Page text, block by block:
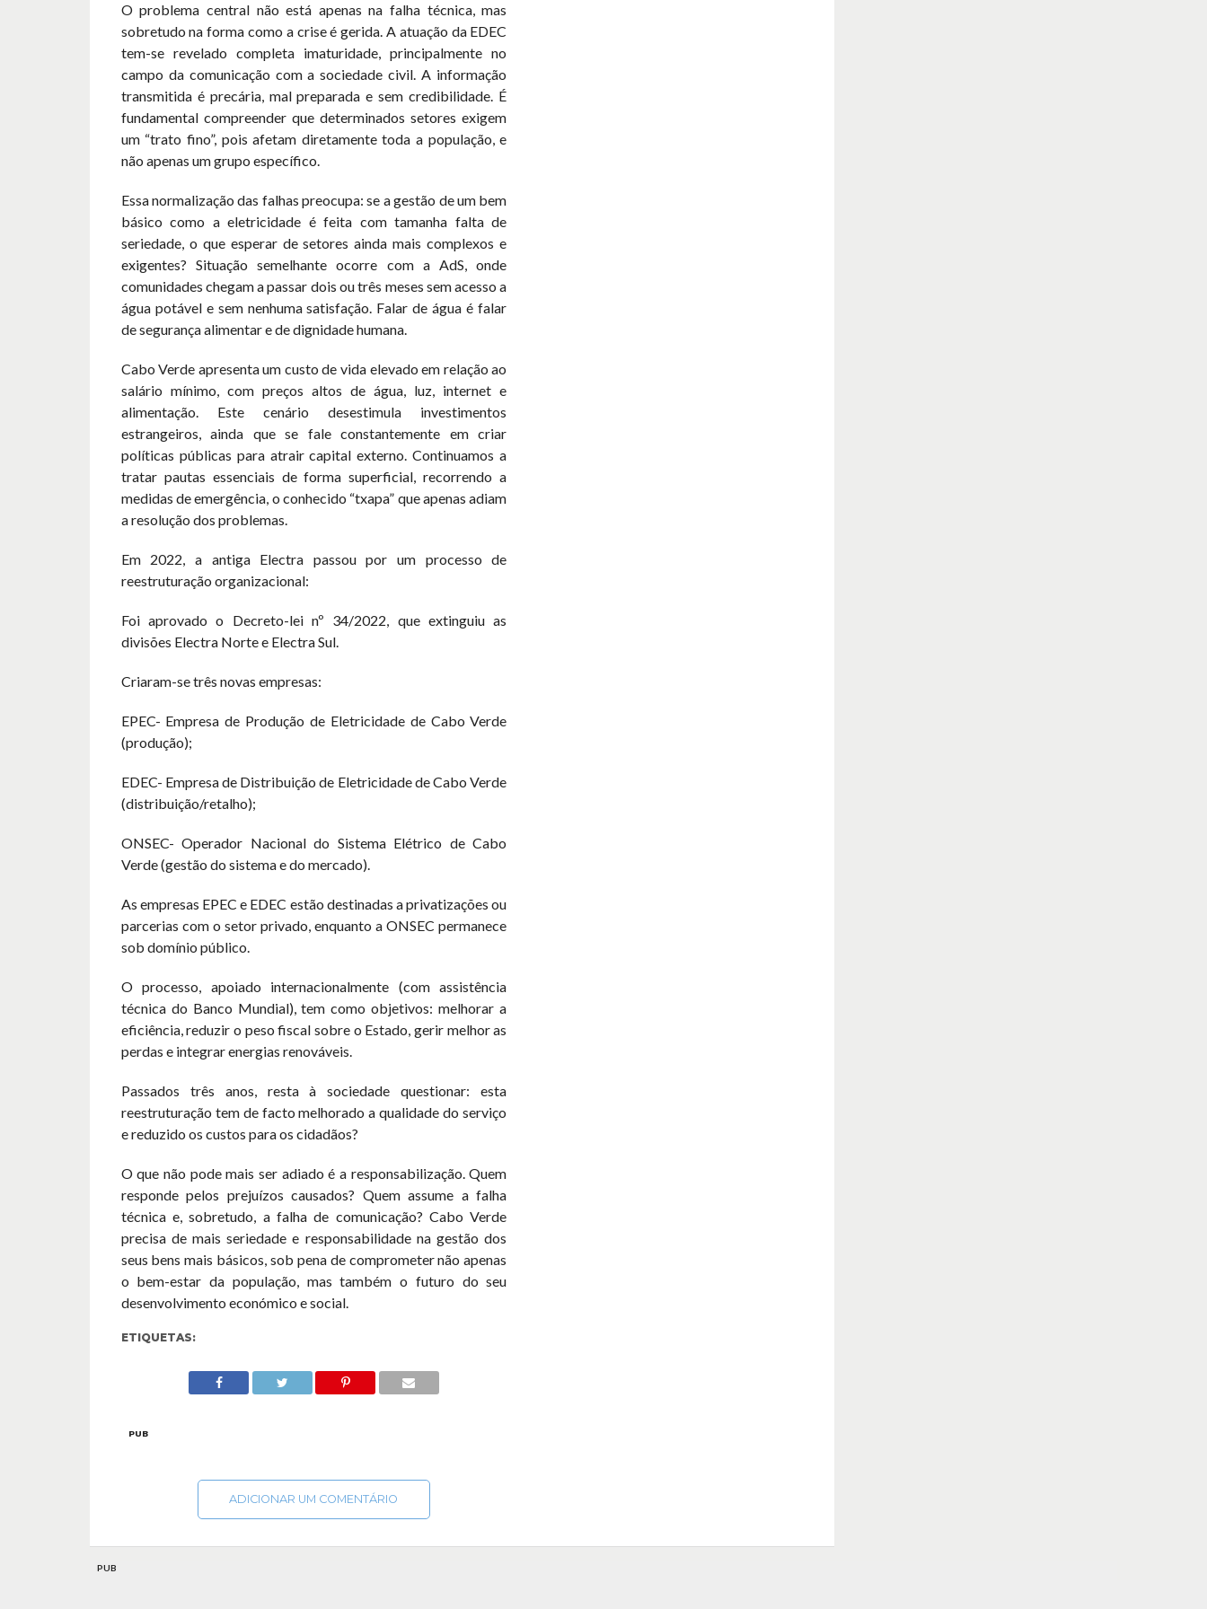
O problema central não está apenas na falha técnica, mas
sobretudo na forma como a crise é gerida. A atuação da EDEC
tem-se revelado completa imaturidade, principalmente no
campo da comunicação com a sociedade civil. A informação
transmitida é precária, mal preparada e sem credibilidade. É
fundamental compreender que determinados setores exigem
um “trato fino”, pois afetam diretamente toda a população, e
não apenas um grupo específico.
Essa normalização das falhas preocupa: se a gestão de um bem
básico como a eletricidade é feita com tamanha falta de
seriedade, o que esperar de setores ainda mais complexos e
exigentes? Situação semelhante ocorre com a AdS, onde
comunidades chegam a passar dois ou três meses sem acesso a
água potável e sem nenhuma satisfação. Falar de água é falar
de segurança alimentar e de dignidade humana.
Cabo Verde apresenta um custo de vida elevado em relação ao
salário mínimo, com preços altos de água, luz, internet e
alimentação. Este cenário desestimula investimentos
estrangeiros, ainda que se fale constantemente em criar
políticas públicas para atrair capital externo. Continuamos a
tratar pautas essenciais de forma superficial, recorrendo a
medidas de emergência, o conhecido “txapa” que apenas adiam
a resolução dos problemas.
Em 2022, a antiga Electra passou por um processo de
reestruturação organizacional:
Foi aprovado o Decreto-lei nº 34/2022, que extinguiu as
divisões Electra Norte e Electra Sul.
Criaram-se três novas empresas:
EPEC- Empresa de Produção de Eletricidade de Cabo Verde
(produção);
EDEC- Empresa de Distribuição de Eletricidade de Cabo Verde
(distribuição/retalho);
ONSEC- Operador Nacional do Sistema Elétrico de Cabo
Verde (gestão do sistema e do mercado).
As empresas EPEC e EDEC estão destinadas a privatizações ou
parcerias com o setor privado, enquanto a ONSEC permanece
sob domínio público.
O processo, apoiado internacionalmente (com assistência
técnica do Banco Mundial), tem como objetivos: melhorar a
eficiência, reduzir o peso fiscal sobre o Estado, gerir melhor as
perdas e integrar energias renováveis.
Passados três anos, resta à sociedade questionar: esta
reestruturação tem de facto melhorado a qualidade do serviço
e reduzido os custos para os cidadãos?
O que não pode mais ser adiado é a responsabilização. Quem
responde pelos prejuízos causados? Quem assume a falha
técnica e, sobretudo, a falha de comunicação? Cabo Verde
precisa de mais seriedade e responsabilidade na gestão dos
seus bens mais básicos, sob pena de comprometer não apenas
o bem-estar da população, mas também o futuro do seu
desenvolvimento económico e social.
ETIQUETAS:
PUB
ADICIONAR UM COMENTÁRIO
PUB